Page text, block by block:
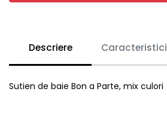
Descriere Caracteristici
Sutien de baie Bon a Parte, mix culori